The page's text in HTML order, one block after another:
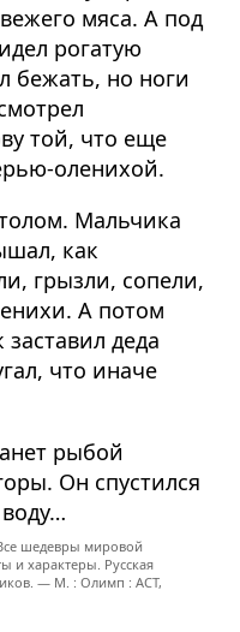
мяса. А под
рогатую
бежать, но ноги
той, что еще
оленихой.
Мальчика
как
грызли, сопели,
А потом
заставил деда
что иначе
рыбой
Он спустился
шедевры мировой
и характеры. Русская
— М. : Олимп : ACT,